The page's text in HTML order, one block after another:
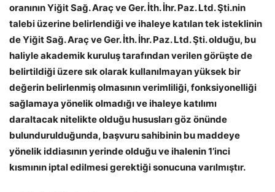
oranının Yiğit Sağ. Araç ve Ger. İth. İhr. Paz. Ltd. Şti.nin
talebi üzerine belirlendiği ve ihaleye katılan tek isteklinin
de Yiğit Sağ. Araç ve Ger. İth. İhr. Paz. Ltd. Şti. olduğu, bu
haliyle akademik kuruluş tarafından verilen görüşte de
belirtildiği üzere sık olarak kullanılmayan yüksek bir
değerin belirlenmiş olmasının verimliliği, fonksiyonelliği
sağlamaya yönelik olmadığı ve ihaleye katılımı
daraltacak nitelikte olduğu hususları göz önünde
bulundurulduğunda, başvuru sahibinin bu maddeye
yönelik iddiasının yerinde olduğu ve ihalenin 1’inci
kısmının iptal edilmesi gerektiği sonucuna varılmıştır.